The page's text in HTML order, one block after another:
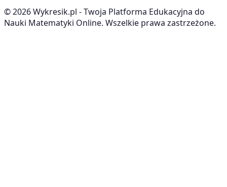
©2026Wykresik.pl - Twoja Platforma Edukacyjna do
Nauki Matematyki Online. Wszelkie prawa zastrzeżone.